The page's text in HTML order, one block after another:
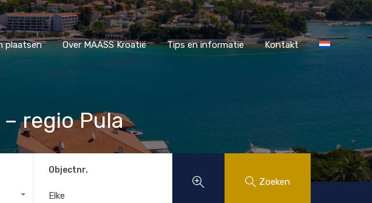
en plaatsen Over MAASS Kroatië Tips en informatie Kontakt
plaatsen Over MAASS Kroatië Tips en informatie Kontakt
regio Pula
Objectnr.
Zoeken